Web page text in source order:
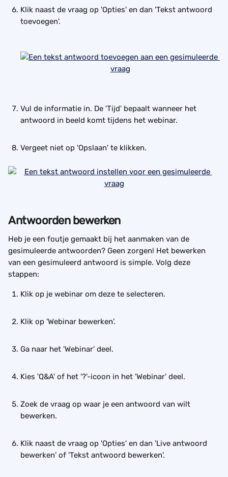
Klik naast de vraag op 'Opties' en dan 'Tekst antwoord
toevoegen'.
Vul de informatie in. De 'Tijd' bepaalt wanneer het
antwoord in beeld komt tijdens het webinar.
Vergeet niet op 'Opslaan' te klikken.
Antwoorden bewerken
Heb je een foutje gemaakt bij het aanmaken van de
gesimuleerde antwoorden? Geen zorgen! Het bewerken
van een gesimuleerd antwoord is simple. Volg deze
stappen:
Klik op je webinar om deze te selecteren.
Klik op 'Webinar bewerken'.
Ga naar het 'Webinar' deel.
Kies 'Q&A' of het '?'-icoon in het 'Webinar' deel.
Zoek de vraag op waar je een antwoord van wilt
bewerken.
Klik naast de vraag op 'Opties' en dan 'Live antwoord
bewerken' of 'Tekst antwoord bewerken'.